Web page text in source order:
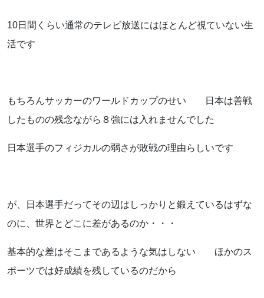
教室一覧
ブログ
10日間くらい通常のテレビ放送にはほとんど視ていない生
活です
もちろんサッカーのワールドカップのせい 日本は善戦
したものの残念ながら８強には入れませんでした
日本選手のフィジカルの弱さが敗戦の理由らしいです
が、日本選手だってその辺はしっかりと鍛えているはずな
のに、世界とどこに差があるのか・・・
基本的な差はそこまであるような気はしない ほかのス
ポーツでは好成績を残しているのだから